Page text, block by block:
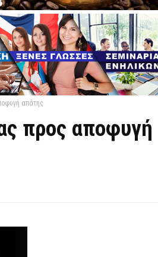
απάτης
προς αποφυγή